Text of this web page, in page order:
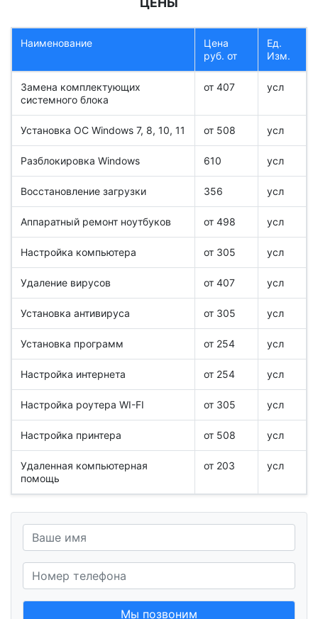
Наименование
Цена
руб. от
Ед.
Изм.
Замена комплектующих
системного блока
от 407 усл
Установка ОС Windows 7, 8, 10, 11 от 508 усл
Разблокировка Windows 610 усл
Восстановление загрузки 356 усл
Аппаратный ремонт ноутбуков от 498 усл
Настройка компьютера от 305 усл
Удаление вирусов от 407 усл
Установка антивируса от 305 усл
Установка программ от 254 усл
Настройка интернета от 254 усл
Настройка роутера WI-FI от 305 усл
Настройка принтера от 508 усл
Удаленная компьютерная
помощь
от 203 усл
Мы позвоним